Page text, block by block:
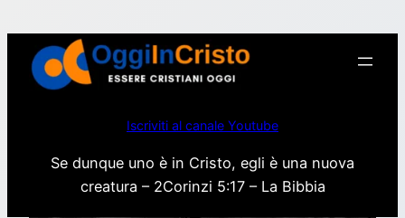
contenuto
Iscriviti al canale Youtube
Se dunque uno è in Cristo, egli è una nuova
creatura – 2Corinzi 5:17 – La Bibbia